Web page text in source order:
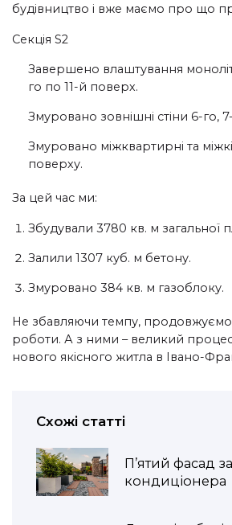
будівництво і вже маємо про що
Секція S2
Завершено влаштування
го по 11-й поверх.
Змуровано зовнішні стіни 6-го,
Змуровано міжквартирні та
поверху.
За цей час ми:
Збудували 3780 кв. м загальної
Залили 1307 куб. м бетону.
Змуровано 384 кв. м газоблоку.
Не збавляючи темпу, продовжуємо
роботи. А з ними – великий
нового якісного житла в Івано-
Схожі статті
П’ятий фасад
кондиціонера